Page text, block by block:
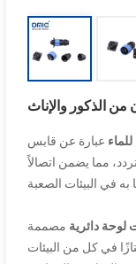
الذكور والإناث
عبارة عن قابس
مما يضمن اتصالاً
مصممة
في كل من البيئات